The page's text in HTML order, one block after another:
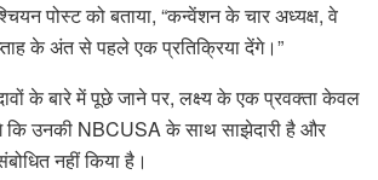
पोस्ट को बताया, “कन्वेंशन के चार अध्यक्ष, वे
के अंत से पहले एक प्रतिक्रिया देंगे।”
के बारे में पूछे जाने पर, लक्ष्य के एक प्रवक्ता केवल
कि उनकी NBCUSA के साथ साझेदारी है और
नहीं किया है।